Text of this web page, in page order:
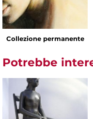
Collezione permanente
Potrebbe